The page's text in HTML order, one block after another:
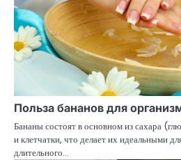
Польза бананов для
Бананы состоят в основном из сахара
и клетчатки, что делает их идеальными
длительного…